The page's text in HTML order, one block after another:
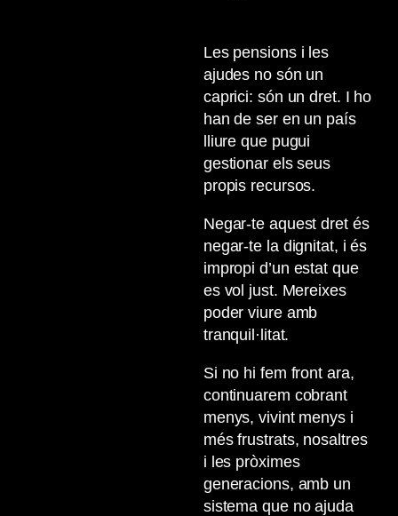
Les pensions i les
ajudes no són un
caprici: són un dret. I ho
han de ser en un país
lliure que pugui
gestionar els seus
propis recursos.
Negar-te aquest dret és
negar-te la dignitat, i és
impropi d’un estat que
es vol just. Mereixes
poder viure amb
tranquil·litat.
Si no hi fem front ara,
continuarem cobrant
menys, vivint menys i
més frustrats, nosaltres
i les pròximes
generacions, amb un
sistema que no ajuda